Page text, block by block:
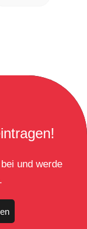
und werde